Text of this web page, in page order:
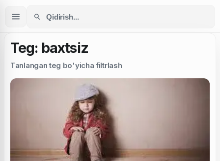
Teg: baxtsiz
Tanlangan teg bo'yicha filtrlash